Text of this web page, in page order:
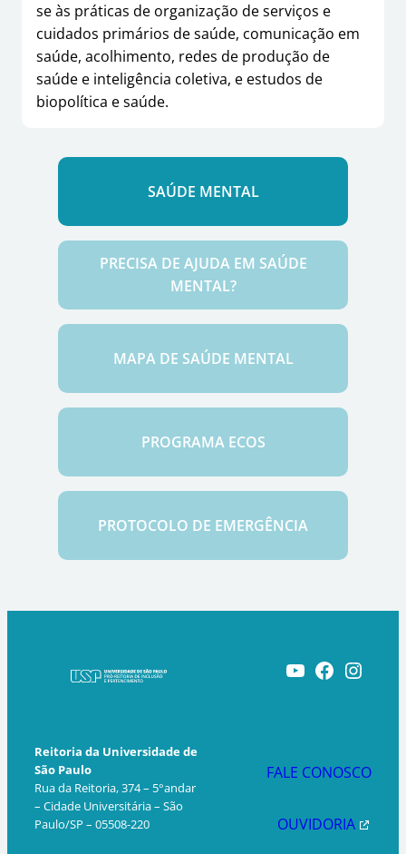
se às práticas de organização de serviços e
cuidados primários de saúde, comunicação em
saúde, acolhimento, redes de produção de
saúde e inteligência coletiva, e estudos de
biopolítica e saúde.
SAÚDE MENTAL
PRECISA DE AJUDA EM SAÚDE
MENTAL?
MAPA DE SAÚDE MENTAL
PROGRAMA ECOS
PROTOCOLO DE EMERGÊNCIA
Youtube Facebook Instagram
Reitoria da Universidade de
São Paulo
Rua da Reitoria, 374 – 5°andar
– Cidade Universitária – São
Paulo/SP – 05508-220
FALE CONOSCO
OUVIDORIA